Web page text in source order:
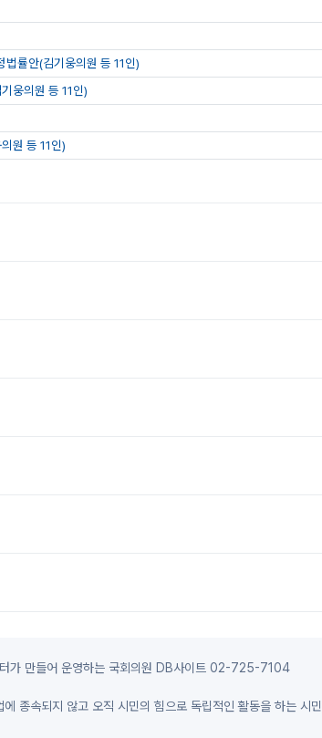
률안(김기웅의원 등 11인)
웅의원 등 11인)
원 등 11인)
가 만들어 운영하는 국회의원 DB사이트 02-725-7104
종속되지 않고 오직 시민의 힘으로 독립적인 활동을 하는 시민